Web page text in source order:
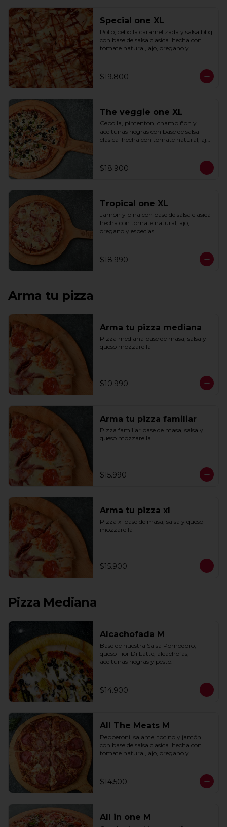
Special one XL
Pollo, cebolla caramelizada y salsa bbq
con base de salsa clasica  hecha con
tomate natural, ajo, oregano y
$19.800
The veggie one XL
Cebolla, pimenton, champiñon y
aceitunas negras con base de salsa
clasica  hecha con tomate natural, ajo,
$18.900
Tropical one XL
Jamón y piña con base de salsa clasica
hecha con tomate natural, ajo,
oregano y especias.
$18.990
Arma tu pizza
Arma tu pizza mediana
Pizza mediana base de masa, salsa y
queso mozzarella
$10.990
Arma tu pizza familiar
Pizza familiar base de masa, salsa y
queso mozzarella
$15.990
Arma tu pizza xl
Pizza xl base de masa, salsa y queso
mozzarella
$15.900
Pizza Mediana
Alcachofada M
Base de nuestra Salsa Pomodoro,
queso Fior Di Latte, alcachofas,
aceitunas negras y pesto.
$14.900
All The Meats M
Pepperoni, salame, tocino y jamón
con base de salsa clasica  hecha con
tomate natural, ajo, oregano y
$14.500
All in one M